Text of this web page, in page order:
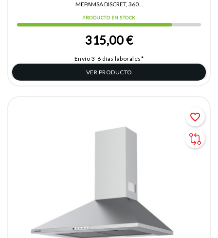
MEPAMSA DISCRET, 360...
PRODUCTO EN STOCK
315,00 €
Envío 3-6 días laborales*
VER PRODUCTO
favorite_border